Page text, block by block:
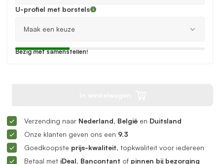
U-profiel met borstels
Bezig met samenstellen!
Verzending naar Nederland, België en Duitsland
Onze klanten geven ons een 9.3
Goedkoopste prijs-kwaliteit, topkwaliteit voor iedereen
Betaal met iDeal, Bancontant of pinnen bij bezorging